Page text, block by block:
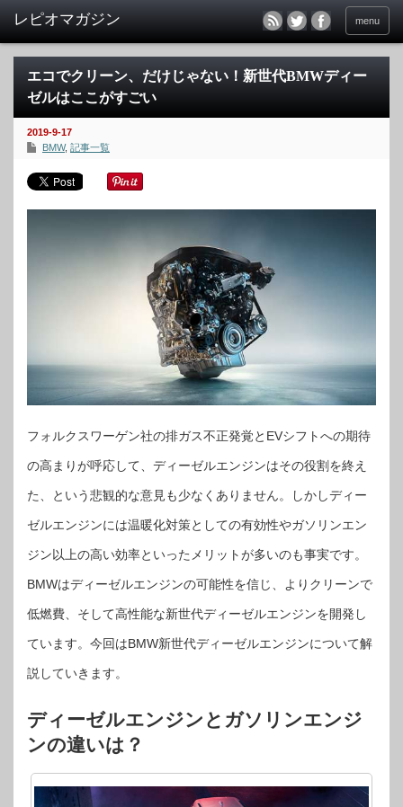
menu
エコでクリーン、だけじゃない！新世代BMWディー
ゼルはここがすごい
2019-9-17
BMW, 記事一覧
フォルクスワーゲン社の排ガス不正発覚とEVシフトへの期待
の高まりが呼応して、ディーゼルエンジンはその役割を終え
た、という悲観的な意見も少なくありません。しかしディー
ゼルエンジンには温暖化対策としての有効性やガソリンエン
ジン以上の高い効率といったメリットが多いのも事実です。
BMWはディーゼルエンジンの可能性を信じ、よりクリーンで
低燃費、そして高性能な新世代ディーゼルエンジンを開発し
ています。今回はBMW新世代ディーゼルエンジンについて解
説していきます。
ディーゼルエンジンとガソリンエンジ
ンの違いは？